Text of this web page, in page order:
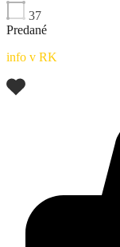
37
Predané
info v RK